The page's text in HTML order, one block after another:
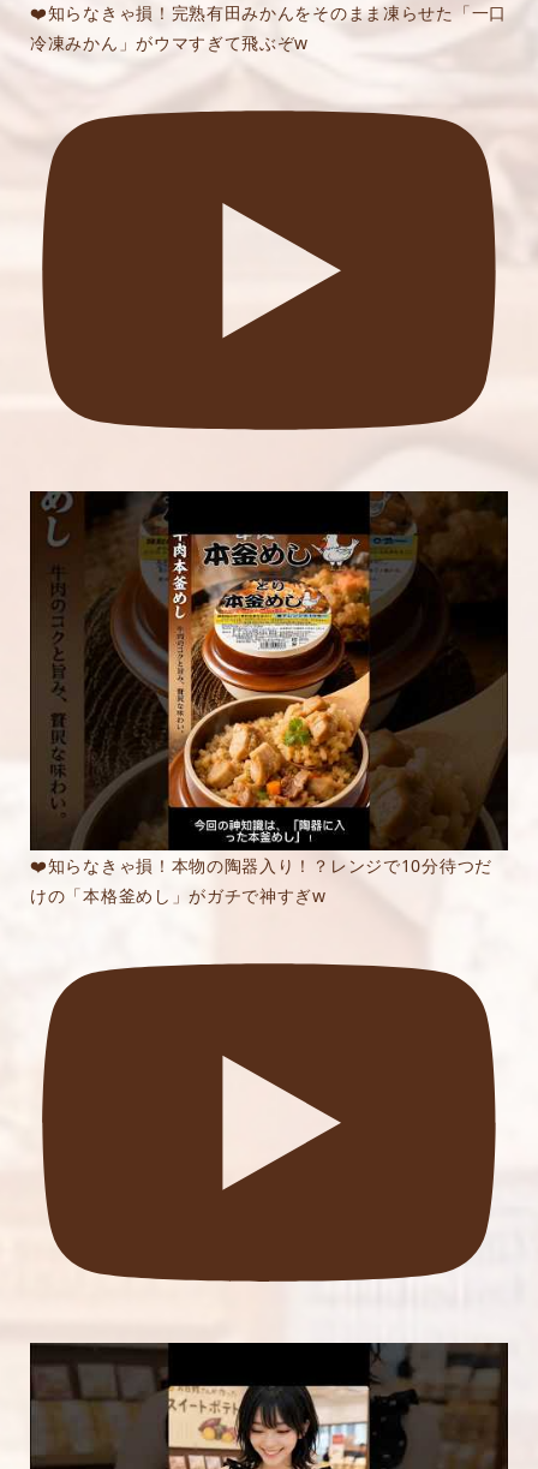
❤️知らなきゃ損！完熟有田みかんをそのまま凍らせた「一口
冷凍みかん」がウマすぎて飛ぶぞw
❤️知らなきゃ損！本物の陶器入り！？レンジで10分待つだ
けの「本格釜めし」がガチで神すぎw